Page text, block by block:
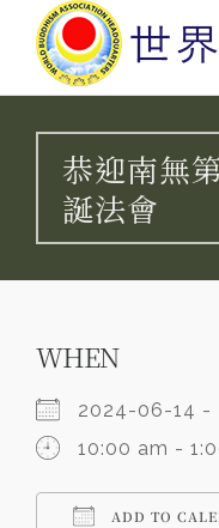
恭迎南無
誕法會
WHEN
2024-06-14
10:00 am -
ADD TO